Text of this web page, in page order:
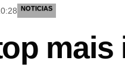
NOTICIAS
mais